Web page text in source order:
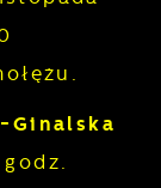
Ginalska